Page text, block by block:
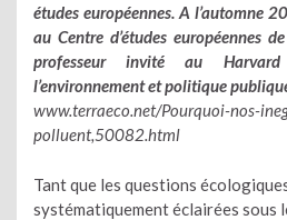
études européennes. A l’automne
au Centre d’études européennes
professeur invité au
l’environnement et politique
www.terraeco.net/Pourquoi-nos-
polluent,50082.html
Tant que les questions
systématiquement éclairées sous